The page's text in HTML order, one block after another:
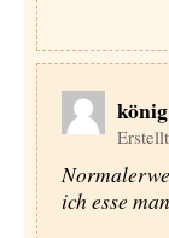
könig
ich esse